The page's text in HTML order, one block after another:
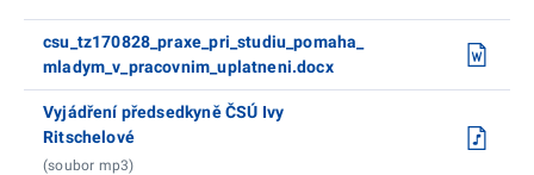
csu_tz170828_praxe_pri_studiu_pomaha_
mladym_v_pracovnim_uplatneni.docx
Vyjádření předsedkyně ČSÚ Ivy
Ritschelové
(soubor mp3)